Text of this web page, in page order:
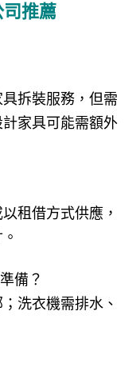
推薦
拆裝服務，但需
家具可能需額外
租借方式供應，
備？
洗衣機需排水、